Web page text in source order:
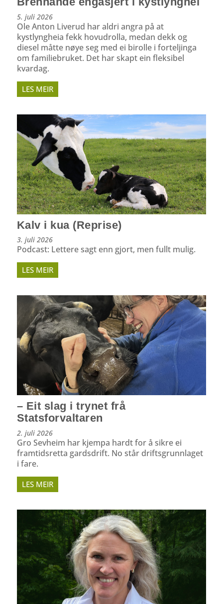
5. juli 2026
Ole Anton Liverud har aldri angra på at
kystlyngheia fekk hovudrolla, medan dekk og
diesel måtte nøye seg med ei birolle i forteljinga
om familiebruket. Det har skapt ein fleksibel
kvardag.
LES MEIR
Kalv i kua (Reprise)
3. juli 2026
Podcast: Lettere sagt enn gjort, men fullt mulig.
LES MEIR
– Eit slag i trynet frå
Statsforvaltaren
2. juli 2026
Gro Sevheim har kjempa hardt for å sikre ei
framtidsretta gardsdrift. No står driftsgrunnlaget
i fare.
LES MEIR